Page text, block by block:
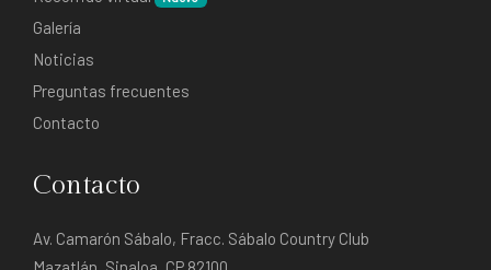
Galería
Noticias
Preguntas frecuentes
Contacto
Contacto
Av. Camarón Sábalo, Fracc. Sábalo Country Club